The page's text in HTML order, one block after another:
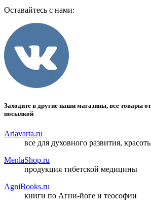
Оставайтесь с нами:
Заходите в другие наши магазины, все товары
посылкой
Ariavarta.ru
все для духовного развития,
MenlaShop.ru
продукция тибетской медицины
AgniBooks.ru
книги по Агни-йоге и теософии